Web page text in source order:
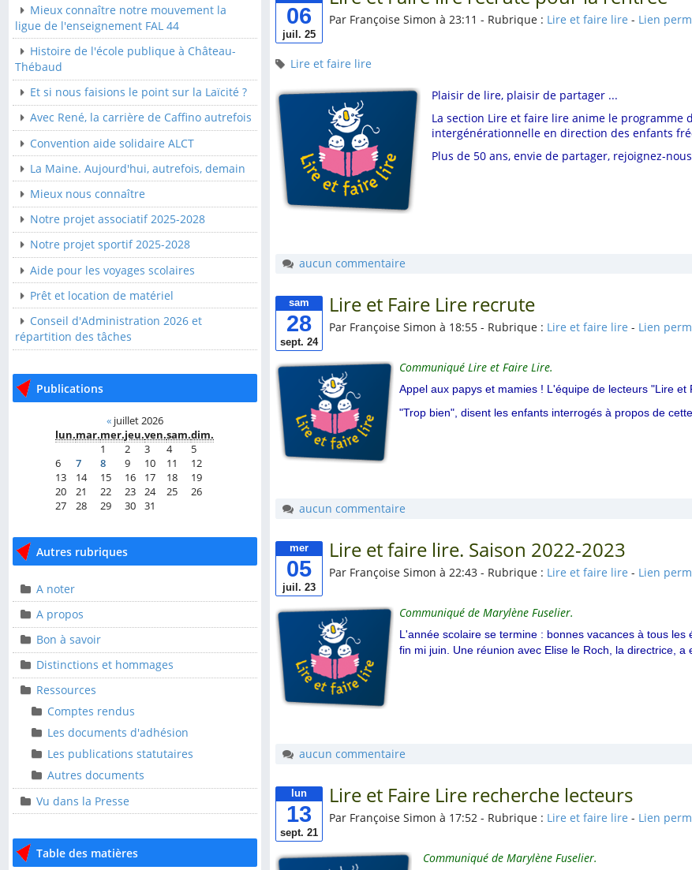
Convention aide solidaire
ALCT
La Maine. Aujourd'hui,
autrefois, demain
Mieux nous connaître
Notre projet associatif
2025-2028
Notre projet sportif 2025-
2028
Aide pour les voyages
scolaires
Prêt et location de
matériel
Conseil d'Administration
2026 et répartition des
tâches
Publications
mer.jeu.ven.sam.dim.
2 3 4
5
11
12
16 17 18
19
23 24 25
26
30 31
Autres rubriques
A noter
A propos
Bon à savoir
Distinctions et
hommages
Ressources
Comptes rendus
Les documents
d'adhésion
Les publications
statutaires
Vu dans la Presse
Mieux connaître notre mouvement la
ligue de l'enseignement FAL 44
Histoire de l'école publique à Château-
Thébaud
Et si nous faisions le point sur la Laïcité ?
Avec René, la carrière de Caffino autrefois
Convention aide solidaire ALCT
La Maine. Aujourd'hui, autrefois, demain
Mieux nous connaître
Notre projet associatif 2025-2028
Notre projet sportif 2025-2028
Aide pour les voyages scolaires
Prêt et location de matériel
Conseil d'Administration 2026 et
répartition des tâches
Publications
«juillet 2026
lun.mar.mer.jeu.ven.sam.dim.
1
2 3 4
5
6
7 8 9 10 11
12
13
14 15 16 17 18
19
20
21 22 23 24 25
26
27
28 29 30 31
Autres rubriques
A noter
A propos
Bon à savoir
Distinctions et hommages
Ressources
Comptes rendus
Les documents d'adhésion
Les publications statutaires
Autres documents
Vu dans la Presse
Table des matières
06
juil. 25
Par Françoise Simon à 23:11 - Rubrique : Lire et faire lire - Lien
Lire et faire lire
Plaisir de lire, plaisir de partager ...
La section Lire et faire lire anime le
intergénérationnelle en direction des enfants
Plus de 50 ans, envie de partager, rejoignez-
aucun commentaire
sam
28
sept. 24
Lire et Faire Lire recrute
Par Françoise Simon à 18:55 - Rubrique : Lire et faire lire - Lien
Communiqué Lire et Faire Lire.
Appel aux papys et mamies ! L'équipe de lecteurs "Lire
"Trop bien", disent les enfants interrogés à propos de
aucun commentaire
mer
05
juil. 23
Lire et faire lire. Saison 2022-2023
Par Françoise Simon à 22:43 - Rubrique : Lire et faire lire - Lien
Communiqué de Marylène Fuselier.
L'année scolaire se termine : bonnes vacances à tous
fin mi juin. Une réunion avec Elise le Roch, la directrice, a
aucun commentaire
lun
13
sept. 21
Lire et Faire Lire recherche lecteurs
Par Françoise Simon à 17:52 - Rubrique : Lire et faire lire - Lien
Communiqué de Marylène Fuselier.